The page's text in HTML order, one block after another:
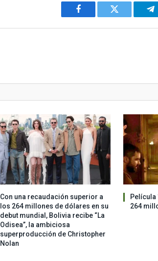
Facebook Twitter
Con una recaudación superior a
los 264 millones de dólares en su
debut mundial, Bolivia recibe “La
Odisea”, la ambiciosa
superproducción de Christopher
Nolan
Película
264